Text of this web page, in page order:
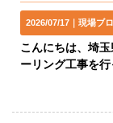
2026/07/17｜現場ブ
こんにちは、埼
ーリング工事を